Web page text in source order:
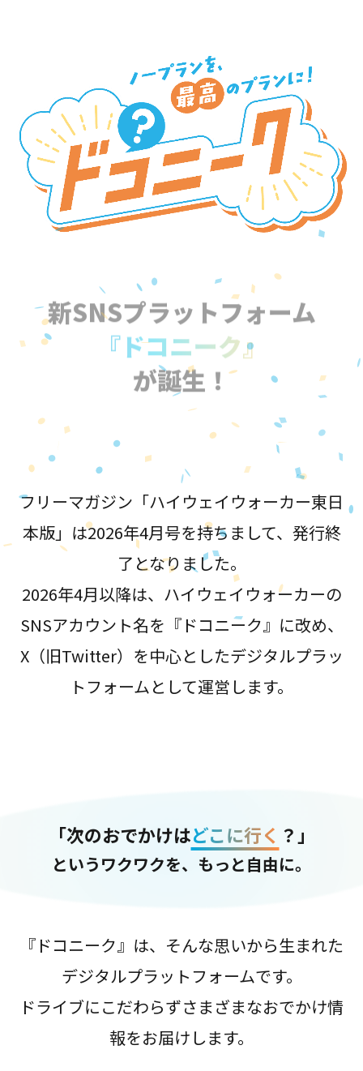
新SNSプラットフォーム
『ドコニーク』
が誕生！
フリーマガジン「ハイウェイウォーカー東日
本版」は2026年4月号を持ちまして、発行終
了となりました。
2026年4月以降は、ハイウェイウォーカーの
SNSアカウント名を『ドコニーク』に改め、
X（旧Twitter）を中心としたデジタルプラッ
トフォームとして運営します。
「次のおでかけはどこに行く ？」
というワクワクを、もっと自由に。
『ドコニーク』は、そんな思いから生まれた
デジタルプラットフォームです。
ドライブにこだわらずさまざまなおでかけ情
報をお届けします。